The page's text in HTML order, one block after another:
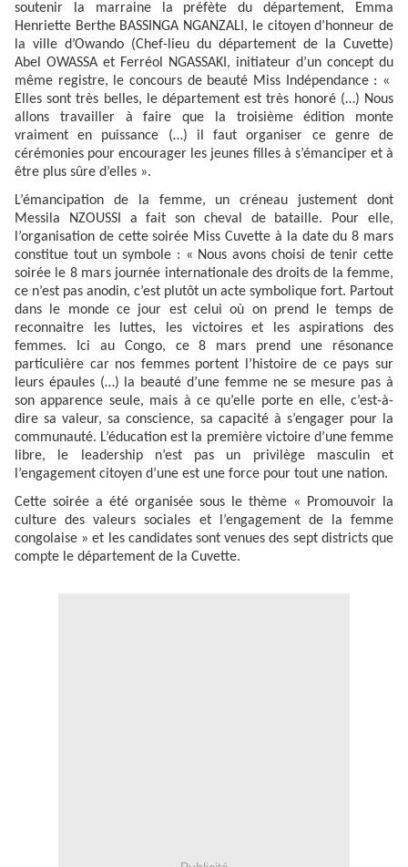
soutenir la marraine la préfète du département, Emma
Henriette Berthe BASSINGA NGANZALI, le citoyen d’honneur de
la ville d’Owando (Chef-lieu du département de la Cuvette)
Abel OWASSA et Ferréol NGASSAKI, initiateur d’un concept du
même registre, le concours de beauté Miss Indépendance : «
Elles sont très belles, le département est très honoré (…) Nous
allons travailler à faire que la troisième édition monte
vraiment en puissance (…) il faut organiser ce genre de
cérémonies pour encourager les jeunes filles à s’émanciper et à
être plus sûre d’elles ».
L’émancipation de la femme, un créneau justement dont
Messila NZOUSSI a fait son cheval de bataille. Pour elle,
l’organisation de cette soirée Miss Cuvette à la date du 8 mars
constitue tout un symbole : « Nous avons choisi de tenir cette
soirée le 8 mars journée internationale des droits de la femme,
ce n’est pas anodin, c’est plutôt un acte symbolique fort. Partout
dans le monde ce jour est celui où on prend le temps de
reconnaitre les luttes, les victoires et les aspirations des
femmes. Ici au Congo, ce 8 mars prend une résonance
particulière car nos femmes portent l’histoire de ce pays sur
leurs épaules (…) la beauté d’une femme ne se mesure pas à
son apparence seule, mais à ce qu’elle porte en elle, c’est-à-
dire sa valeur, sa conscience, sa capacité à s’engager pour la
communauté. L’éducation est la première victoire d’une femme
libre, le leadership n’est pas un privilège masculin et
l’engagement citoyen d’une est une force pour tout une nation.
Cette soirée a été organisée sous le thème « Promouvoir la
culture des valeurs sociales et l’engagement de la femme
congolaise » et les candidates sont venues des sept districts que
compte le département de la Cuvette.